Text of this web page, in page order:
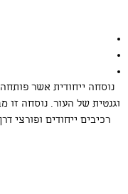
נוסחה ייחודית אשר פותחה
וגנטית של העור. נוסחה זו
רכיבים ייחודים ופורצי